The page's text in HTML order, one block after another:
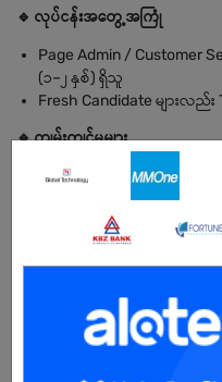
🔹 လုပ်ငန်းအတွေ့အကြုံ
Page Admin / Customer
(၁–၂ နှစ်) ရှိသူ
Fresh Candidate များလ
🔹 ကျွမ်းကျင်မှုများ
Communication Skill ကော
Facebook Page
ကျွမ်းကျင်ရမည်
Basic Content Writing Skill
Canva / Photoshop